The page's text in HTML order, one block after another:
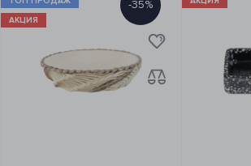
АКЦИЯ
-35%